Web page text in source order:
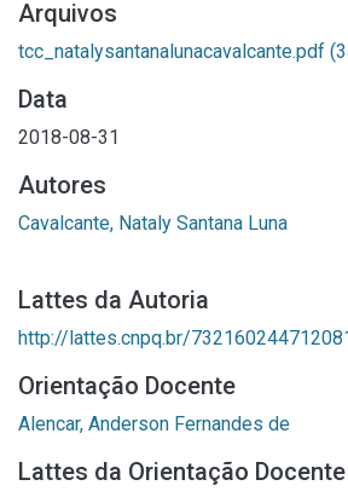
Arquivos
tcc_natalysantanalunacavalcante.pdf
Data
2018-08-31
Autores
Cavalcante, Nataly Santana Luna
Lattes da Autoria
http://lattes.cnpq.br/
Orientação Docente
Alencar, Anderson Fernandes de
Lattes da Orientação Docente